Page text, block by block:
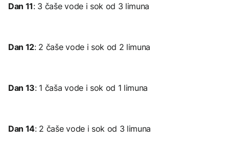
Dan 11: 3 čaše vode i sok od 3 limuna
Dan 12: 2 čaše vode i sok od 2 limuna
Dan 13: 1 čaša vode i sok od 1 limuna
Dan 14: 2 čaše vode i sok od 3 limuna